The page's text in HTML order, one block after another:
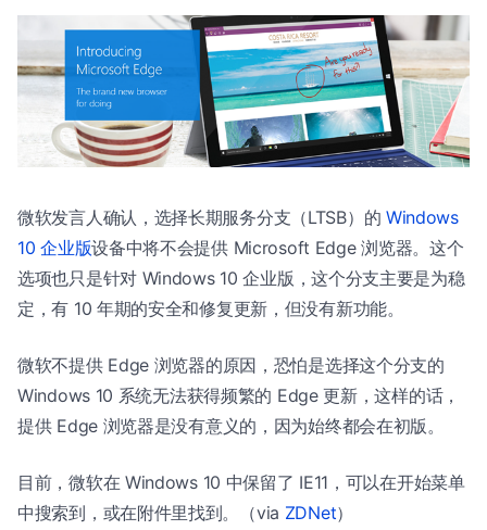
微软发言人确认，选择长期服务分支（LTSB）的 Windows
10 企业版设备中将不会提供 Microsoft Edge 浏览器。这个
选项也只是针对 Windows 10 企业版，这个分支主要是为稳
定，有 10 年期的安全和修复更新，但没有新功能。
微软不提供 Edge 浏览器的原因，恐怕是选择这个分支的
Windows 10 系统无法获得频繁的 Edge 更新，这样的话，
提供 Edge 浏览器是没有意义的，因为始终都会在初版。
目前，微软在 Windows 10 中保留了 IE11，可以在开始菜单
中搜索到，或在附件里找到。（via ZDNet）